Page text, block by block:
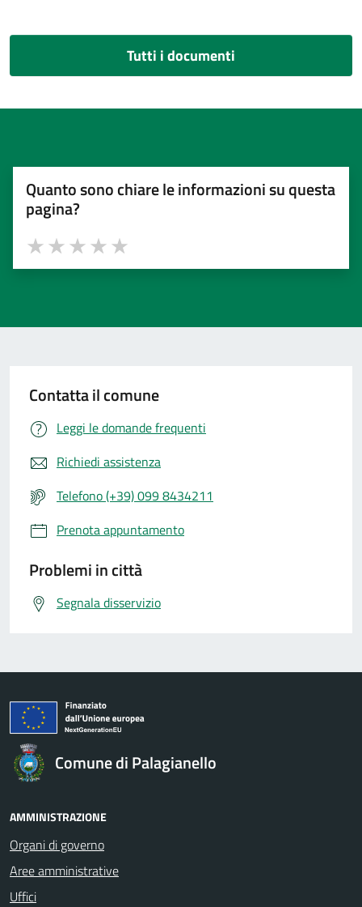
Tutti i documenti
Quanto sono chiare le informazioni su questa
pagina?
Valuta 5 stelle su 5
Valuta 4 stelle su 5
Valuta 3 stelle su 5
Valuta 2 stelle su 5
Valuta 1 stelle su 5
Contatta il comune
Leggi le domande frequenti
Richiedi assistenza
Telefono (+39) 099 8434211
Prenota appuntamento
Problemi in città
Segnala disservizio
Comune di Palagianello
AMMINISTRAZIONE
Organi di governo
Aree amministrative
Uffici